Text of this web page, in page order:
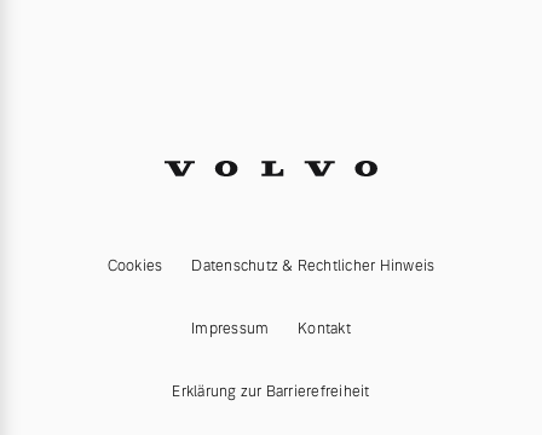
Cookies Datenschutz & Rechtlicher Hinweis
Impressum Kontakt
Erklärung zur Barrierefreiheit